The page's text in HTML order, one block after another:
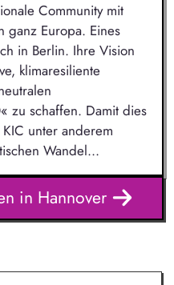
Community mit
ganz Europa. Eines
in Berlin. Ihre Vision
klimaresiliente
zu schaffen. Damit dies
unter anderem
Wandel...
in Hannover